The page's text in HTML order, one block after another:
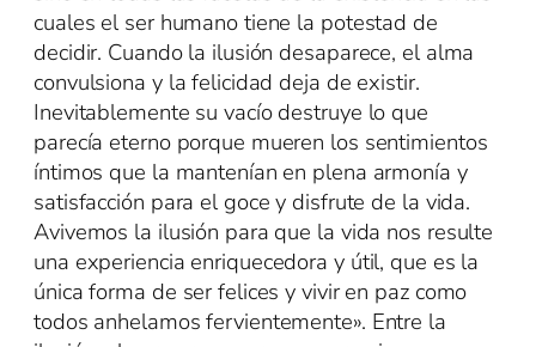
cuales el ser humano tiene la potestad de
decidir. Cuando la ilusión desaparece, el alma
convulsiona y la felicidad deja de existir.
Inevitablemente su vacío destruye lo que
parecía eterno porque mueren los sentimientos
íntimos que la mantenían en plena armonía y
satisfacción para el goce y disfrute de la vida.
Avivemos la ilusión para que la vida nos resulte
una experiencia enriquecedora y útil, que es la
única forma de ser felices y vivir en paz como
todos anhelamos fervientemente». Entre la